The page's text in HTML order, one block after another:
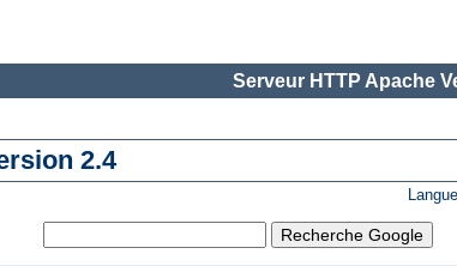
Serveur HTTP Apache
2.4